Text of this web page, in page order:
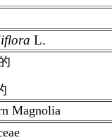
L.
Magnolia